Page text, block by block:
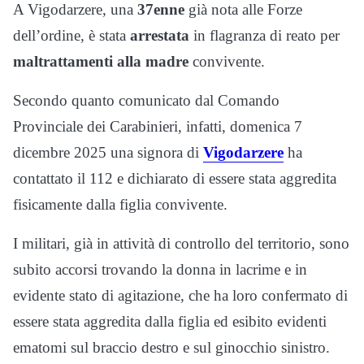
A Vigodarzere, una 37enne già nota alle Forze
dell’ordine, è stata arrestata in flagranza di reato per
maltrattamenti alla madre convivente.
Secondo quanto comunicato dal Comando
Provinciale dei Carabinieri, infatti, domenica 7
dicembre 2025 una signora di Vigodarzere ha
contattato il 112 e dichiarato di essere stata aggredita
fisicamente dalla figlia convivente.
I militari, già in attività di controllo del territorio, sono
subito accorsi trovando la donna in lacrime e in
evidente stato di agitazione, che ha loro confermato di
essere stata aggredita dalla figlia ed esibito evidenti
ematomi sul braccio destro e sul ginocchio sinistro.